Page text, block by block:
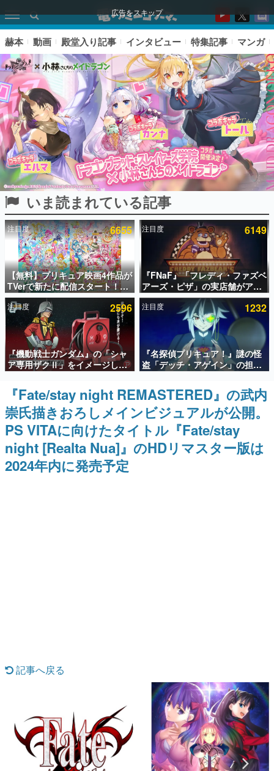
広告をスキップ
ピックアップ
電ファミのいま読まれている記事ランキング
アプリセール情報
インタビュー
連載・特集一覧
殿堂入り記事
SNS拡散数が数千以上！ ページビュー数万以上！ などな
ど。多くの人々に読まれた、電ファミ渾身の“殿堂入り”記
事をまとめました。
ゲームの企画書
名作ゲームクリエイターの方々に製作時のエピソードをお
聞きし、ヒットする企画（ゲーム）とは何か？を探ってい
きます。
赫本
この物語を解いてはいけない。『赫本』は、〈試験問題〉
の形をした短編ホラー小説集です。
なんでゲームは面白い？
ゲーム開発者・hamatsu氏がゲームの魅力を画面や操作の
具体的な形から解き明かしていく、硬派で骨太な評論連載
です。
ゲームが変えた日本語
「経験値」「裏技」「ラスボス」… ゲームにまつわる言葉
の起源や用法の変遷を、コンピューター文化史研究家・タ
イニーP氏が徹底調査。
赫本 動画 殿堂入り記事 インタビュー 特集記事 マンガ
いま読まれている記事
注目度 6655
【無料】プリキュア映画4作品が
TVerで新たに配信スタート！な
んと2018年～2024年の映画ほぼ
すべてが見放題に、ぶっちゃけ
ありえないラインナップ
注目度 6149
『FNaF』「フレディ・ファズベ
アーズ・ピザ」の実店舗がアメ
リカの商業施設「American
Dream」に2027年オープン！
ScottGamesとの共同開発、食
事だけでなくステージショーや
没入型のホラー体験も楽しめる
注目度 2596
『機動戦士ガンダム』の「シャ
ア専用ザクⅡ」をイメージした
散水ホースリールが予約開始。
本体にはシャアのパーソナルマ
ークやジオン公国軍のエンブレ
ム、型式番号などを配置
注目度 1232
『名探偵プリキュア！』謎の怪
盗「デッチ・アゲイン」の担当
キャストは天﨑滉平さんと判
明。『Re:ゼロから始める異世
界生活』オットー役、『ヒプノ
シスマイク』山田三郎役など
『Fate/stay night REMASTERED』の武内
崇氏描きおろしメインビジュアルが公開。
PS VITAに向けたタイトル『Fate/stay
night [Realta Nua]』のHDリマスター版は
2024年内に発売予定
記事へ戻る